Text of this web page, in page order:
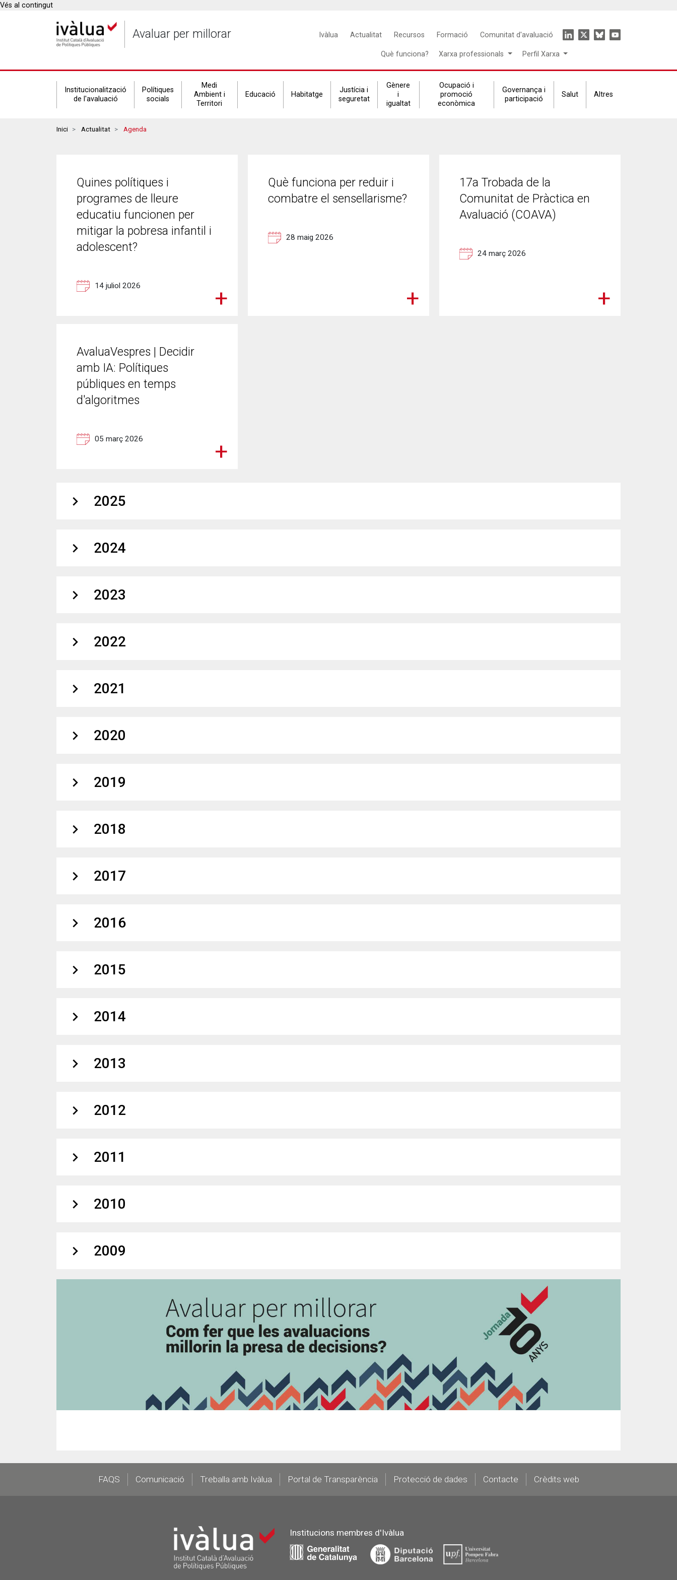
Vés al contingut
Avaluar per millorar
Main
navigation
Ivàlua Actualitat Recursos Formació Comunitat d'avaluació
Icon
menu
Què funciona? Xarxa professionals Perfil Xarxa
Secondary
navigation
Institucionalització
de l'avaluació
Polítiques
socials
Medi
Ambient i
Territori
Educació Habitatge
Justícia i
seguretat
Gènere
i
igualtat
Ocupació i
promoció
econòmica
Governança i
participació
Salut Altres
Breadcrumbs
Inici Actualitat Agenda
Quines polítiques i
programes de lleure
educatiu funcionen per
mitigar la pobresa infantil i
adolescent?
14 juliol 2026
Què funciona per reduir i
combatre el sensellarisme?
28 maig 2026
17a Trobada de la
Comunitat de Pràctica en
Avaluació (COAVA)
24 març 2026
AvaluaVespres | Decidir
amb IA: Polítiques
públiques en temps
d'algoritmes
05 març 2026
expand_more 2025
expand_more 2024
expand_more 2023
expand_more 2022
expand_more 2021
expand_more 2020
expand_more 2019
expand_more 2018
expand_more 2017
expand_more 2016
expand_more 2015
expand_more 2014
expand_more 2013
expand_more 2012
expand_more 2011
expand_more 2010
expand_more 2009
FooterFAQS Comunicació Treballa amb Ivàlua Portal de Transparència Protecció de dades Contacte Crèdits web
Institucions membres d'Ivàlua